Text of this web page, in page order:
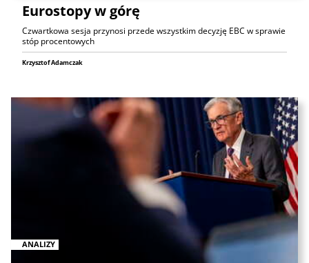
Eurostopy w górę
Czwartkowa sesja przynosi przede wszystkim decyzję EBC w sprawie
stóp procentowych
Krzysztof Adamczak
ANALIZY